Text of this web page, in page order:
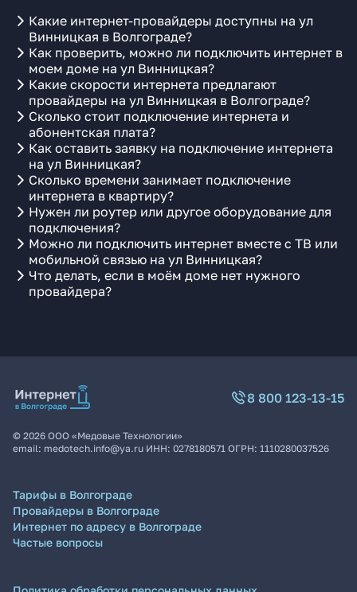
Какие интернет-провайдеры доступны на ул
Винницкая в Волгограде?
Как проверить, можно ли подключить интернет в
моем доме на ул Винницкая?
Какие скорости интернета предлагают
провайдеры на ул Винницкая в Волгограде?
Сколько стоит подключение интернета и
абонентская плата?
Как оставить заявку на подключение интернета
на ул Винницкая?
Сколько времени занимает подключение
интернета в квартиру?
Нужен ли роутер или другое оборудование для
подключения?
Можно ли подключить интернет вместе с ТВ или
мобильной связью на ул Винницкая?
Что делать, если в моём доме нет нужного
провайдера?
8 800 123-13-15
© 2026 ООО «Медовые Технологии»
email: medotech.info@ya.ru ИНН: 0278180571 ОГРН: 1110280037526
Тарифы в Волгограде
Провайдеры в Волгограде
Интернет по адресу в Волгограде
Частые вопросы